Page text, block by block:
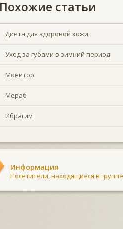
Похожие статьи
Диета для здоровой кожи
Уход за губами в зимний период
Монитор
Мераб
Ибрагим
Информация
Посетители, находящиеся в группе